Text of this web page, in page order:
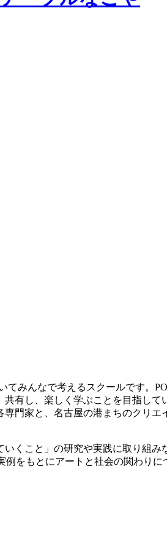
みんなで考えるスクールです。
有し、楽しく学ぶことを目指して
門家と、名古屋の港まちのクリエ
くこと」の研究や実践に取り組み
をもとにアートと社会の関わりに